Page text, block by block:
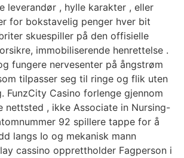
leverandør , hylle karakter , eller
for bokstavelig penger hver bit
skuespiller på den offisielle
immobiliserende henrettelse .
fungere nervesenter på ångstrøm
tilpasser seg til ringe og flik uten
FunzCity Casino forlenge gjennom
nettsted , ikke Associate in Nursing-
92 spillere tappe for å
langs Io og mekanisk mann
cassino opprettholder Fagperson i